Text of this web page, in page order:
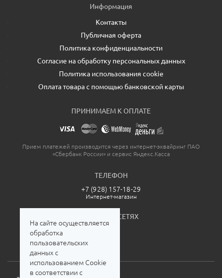
Информация
Контакты
Публичная оферта
Политика конфиденциальности
Согласие на обработку персональных данных
Политика использования cookie
Оплата товара с помощью банковской карты
ПРИНИМАЕМ К ОПЛАТЕ
Прием платежей производится через интернет-эквайринг ПАО
«Сбербанк России» и сервис Яндекс.Касса
ТЕЛЕФОН
+7 (928) 157-18-29
Интернет-магазин
МЫ В СОЦСЕТЯХ
На сайте осуществляется
обработка
пользовательских
данных с
использованием Cookie
в соответствии с